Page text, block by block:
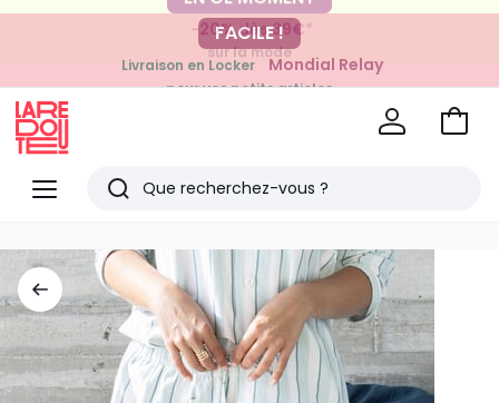
-20% dès 39€*
sur la mode
FACILE !
Livraison en Locker Mondial Relay
pour vos petits articles
Menu
Redoute
Rechercher
articles
vus
Voir